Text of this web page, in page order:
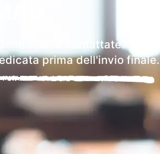
scuole contattate.
prima dell'invio finale.